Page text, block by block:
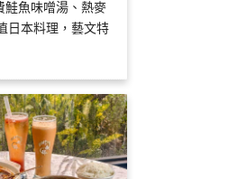
鮭魚味噌湯、熱麥
日本料理，藝文特